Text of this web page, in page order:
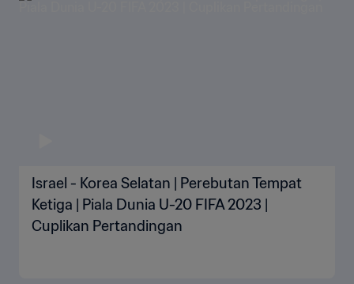
Israel - Korea Selatan | Perebutan Tempat
Ketiga | Piala Dunia U-20 FIFA 2023 |
Cuplikan Pertandingan